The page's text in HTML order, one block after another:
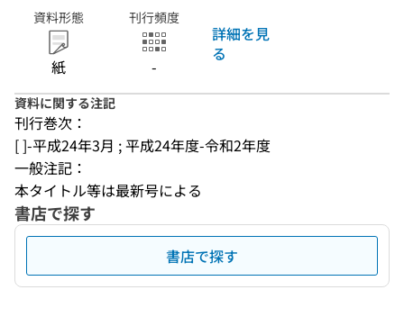
資料形態
紙
刊行頻度
-
詳細を見
る
資料に関する注記
刊行巻次：
[ ]-平成24年3月 ; 平成24年度-令和2年度
一般注記：
本タイトル等は最新号による
書店で探す
書店で探す